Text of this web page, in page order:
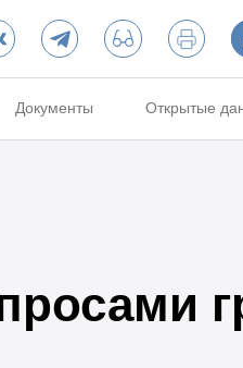
Документы Открытые